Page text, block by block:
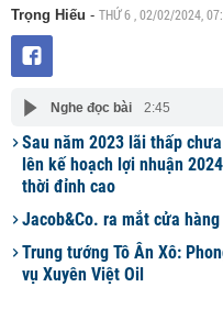
Trọng Hiếu - THỨ 6 , 02/02/2024,
Nghe đọc bài 2:45
Sau năm 2023 lãi thấp
lên kế hoạch lợi nhuận
thời đỉnh cao
Jacob&Co. ra mắt cửa
Trung tướng Tô Ân Xô:
vụ Xuyên Việt Oil